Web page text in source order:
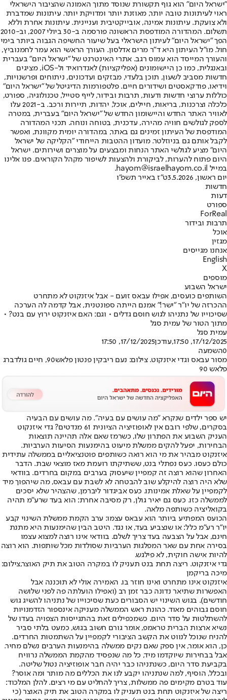
"ישראל היום" הוא גוף תקשורת שנוסד מתוך האמונה שהציבור הישראלי
ראוי לעיתונות טובה יותר, מאוזנת יותר ומדויקת יותר. עיתונות שמדברת
ולא צועקת. עיתונות אמינה, אובייקטיבית ועניינית. עיתונות אחרת וללא
תשלום. המהדורה המודפסת הראשונה פורסמה ב-30 ביולי 2007, וב-2010
הפך "ישראל היום" לעיתון הישראלי בעל שיעור החשיפה הגבוה ביותר בימי
חול. מו"ל העיתון היא ד"ר מרים אדלסון. העורך הראשי הוא עמר לחמנוביץ,
והעורך המייסד הוא עמוס רגב. אתרי האינטרנט של "ישראל היום" בעברית
ובאנגלית, כמו כן היישומונים (אפליקציות) לאנדרואיד ול-iOS, מציגים
חדשות מסביב לשעון, תוכן בלעדי, מבזקים ועדכונים, ניתוחים ופרשנויות,
וידיאו, פודקאסטים ושידורים חיים. פלטפורמות הדיגיטל של "ישראל היום"
כוללות ערוצי חדשות ודעות, תרבות ובידור, לייף סטייל, טכנולוגיה, ספורט,
כלכלה וצרכנות, בריאות, חיילים, אוכל, יהדות, תיירות ורכב. ב-2021 עלו
לאוויר האתר החדש והיישומון החדש של "ישראל היום" בעברית, במטרה
לספק לגולשים חוויה מהירה, עדכנית, בטוחה ונוחה. תכני המהדורה
המודפסת של העיתון זמינים גם באתר, במהדורה יומית מקוונת, ואפשר
לקבל אותם גם בניוזלטר. מועדון ההטבות הייחודי "הקליקה של ישראל
היום" מציע לגולשי האתר הנחות ומבצעים על מוצרים ושירותים. ישראל
היום פתוח להערות, לביקורת ולהצעות לשיפור מקהל הקוראים. פנו אלינו
במייל hayom@israelhayom.co.il.
יום ראשון, 3.5.2026
ט"ז באייר תשפ"ו
חדשות
דעות
ספורט
ForReal
תרבות ובידור
אוכל
מגזין
אנחנו מגייסים
English
X
מוספים
ישראל השבוע
השותפים כועסים, אפילו עבאס זועם - אבל איזנקוט לא מתחרט
ההכרזה של יו"ר "ישר!" אמנם הייתה ספונטנית, אבל קדמה לה הערכה
שסיכוייו של נתניהו לגוש חוסם גדלים • וגם: האם איזנקוט ירוץ עם בנט? •
מתוך הטור של עמית סגל
עמית סגל
17/12/2025, 17:50
,עודכן17/12/2025, 17:50
0השמעה
מסור עבאס וגדי איזנקוט. צילום: נעם ריבקין פנטון פלאש90, חיים גולדברג
פלאש 90
יש ספר ילדים שנקרא ״מה עושים עם בעיה״. מה עושים עם הבעיה
בסקרים, שלפי רובם אין לאופוזיציה הציונית 61 מנדטים? גדי איזנקוט
העניק השבוע את הפתרון שלו, כשרמז שאם אלה תהיינה תוצאות
הבחירות, יפעל להקים ממשלת מיעוט בהימנעות הסיעות הערביות.
איזנקוט מבהיר את מי הוא רואה כשותפים פוטנציאליים בממשלה עתידית
כולם כעסו. כעס נפתלי בנט, ששתיקתו רועמת מאז מוצאי שבת. הדבר
האחרון שהוא רוצה זה קמפיין שיעסוק בערבים במקום בחרדים. בוודאי
שלא היה רוצה להיקלע שוב להבטחה לא לשבת עם עבאס, מה שיהפוך מיד
לקמפיין על שאלת אמינותו. כעס אביגדור ליברמן, שהצהיר שלא יסכים
לממשלה כזו. כעס גם יאיר גולן, רק מסיבה אחרת: הוא בעד שרע״מ תהיה
בקואליציה כשותפה מלאה.
הכועס המפתיע ביותר הוא עבאס עצמו: ערב הקמת ממשלת השינוי קבע
יו״ר רע״מ כלל: או שנצביע בעד, או נגד. היטב הבין שהימנעות היא מתנת
חינם, אבל על הצבעה בעד צריך לשלם. בוודאי אינו רוצה למצוא עצמו
בסירה אחת עם שאר המפלגות הערביות שסולדות מכל שותפות. הוא רוצה
להיות אישה חוקית, לא פילגש.
גדי איזנקוט. ריצה תחת בנט תעניק לו במקרה הטוב את תיק האוצר,צילום:
מיכה בריקמן
איזנקוט אינו מתחרט ואינו חוזר בו. האמירה אולי לא תוכננה אבל
האפשרות שתיאר נדונה כבר זמן רב (ואפילו הועלתה פה לפני שלושה
חודשים). בגוש השינוי יש הסבורים כעת שסיכוייו של נתניהו להשיג גוש
חוסם גבוהים מאוד. כהונת ראש הממשלה מעניקה אינספור הזדמנויות
להשתלטות על סדר היום. כשמכפילים זאת בהתגייסות הצפויה בעדו של
נשיא ארצות הברית טראמפ, אומר גורם חשוב בגוש, כמעט בלתי סביר
להניח שנוכל לנווט את הקשב הציבורי לקמפיין על השתמטות החרדים.
כן, הוא אומר, אין ספק שאם נקים ממשלה בהימנעות הערבים נשלם מחיר.
אבל בבחירות שיוקדמו מיד, כל מה שנפסיד מהקמת הממשלה נרוויח
בקביעת סדר היום, כשנתניהו כבר יהיה חבר אופוזיציה נטול שליטה.
ובכלל, הוסיף, למה שנתניהו יקבע לנו את הכללים מה מותר ומה אוסר?
עוד בטרם מקימים פה ממשלות, צריך להחליט עם מי רצים. להלן המלכוד:
ריצה של איזנקוט תחת בנט תעניק לו במקרה הטוב את תיק האוצר (כי